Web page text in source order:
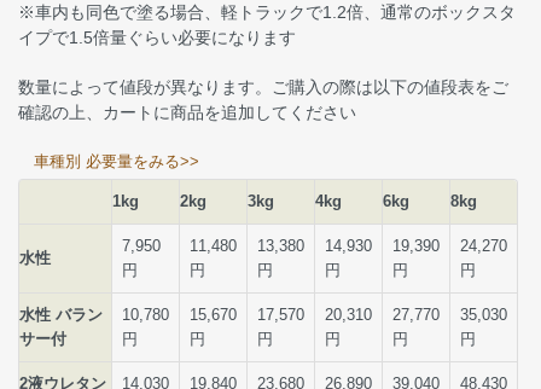
※車内も同色で塗る場合、軽トラックで1.2倍、通常のボックスタ
イプで1.5倍量ぐらい必要になります
数量によって値段が異なります。ご購入の際は以下の値段表をご
確認の上、カートに商品を追加してください
車種別 必要量をみる>>